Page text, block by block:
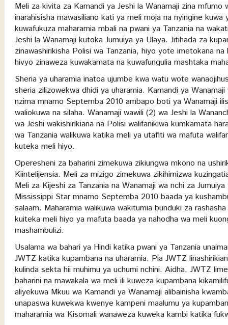
Meli za kivita za Kamandi ya Jeshi la Wanamaji zina
inarahisisha mawasiliano kati ya meli moja na nyingine
kuwafukuza maharamia mbali na pwani ya Tanzania na
Jeshi la Wanamaji kutoka Jumuiya ya Ulaya. Jitihada za
zinawashirikisha Polisi wa Tanzania, hiyo yote imetokana
hivyo zinaweza kuwakamata na kuwafungulia mashtaka
Sheria ya uharamia inatoa ujumbe kwa watu wote
sheria zilizowekwa dhidi ya uharamia. Kamandi ya
nzima mnamo Septemba 2010 ambapo boti ya Wanamaji
waliokuwa na silaha. Wanamaji wawili (2) wa Jeshi la
wa Jeshi wakishirikiana na Polisi walifanikiwa kumkamata
wa Tanzania walikuwa katika meli ya utafiti wa mafuta
kuteka meli hiyo.
Operesheni za baharini zimekuwa zikiungwa mkono na
Kiintelijensia. Meli za mizigo zimekuwa zikihimizwa
Meli za Kijeshi za Tanzania na Wanamaji wa nchi za
Mississippi Star mnamo Septemba 2010 baada ya
salaam. Maharamia walikuwa wakitumia bunduki za
kuiteka meli hiyo ya mafuta baada ya nahodha wa meli
mashambulizi.
Usalama wa bahari ya Hindi katika pwani ya Tanzania
JWTZ katika kupambana na uharamia. Pia JWTZ
kulinda sekta hii muhimu ya uchumi nchini. Aidha, JWTZ
baharini na mawakala wa meli ili kuweza kupambana
aliyekuwa Mkuu wa Kamandi ya Wanamaji alibainisha
unapaswa kuwekwa kwenye kampeni maalumu ya
maharamia wa Kisomali wanaweza kuweka kambi katika